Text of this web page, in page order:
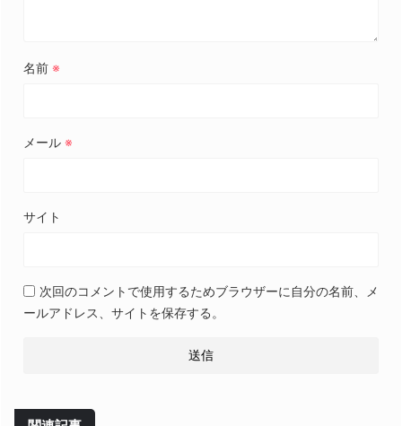
名前 ※
メール ※
サイト
次回のコメントで使用するためブラウザーに自分の名前、メ
ールアドレス、サイトを保存する。